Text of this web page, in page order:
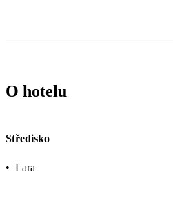
O hotelu
Středisko
• Lara